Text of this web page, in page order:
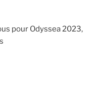
pour Odyssea 2023,